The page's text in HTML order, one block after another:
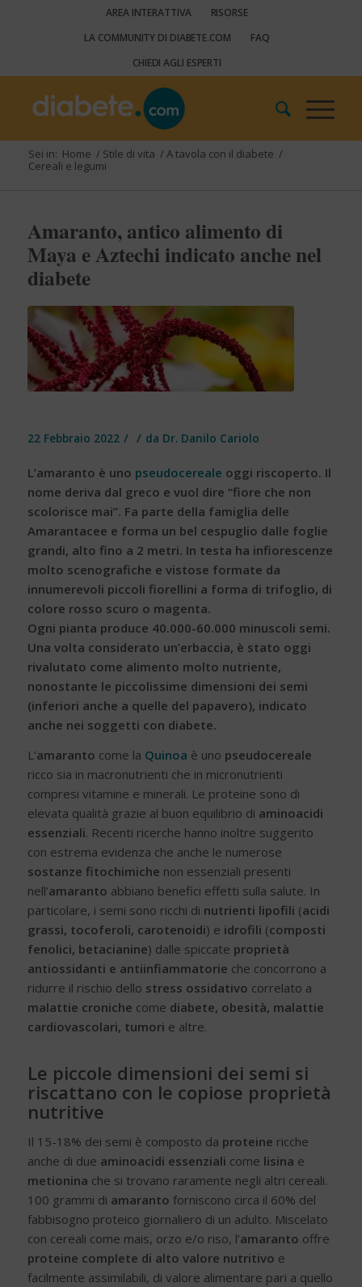
AREA INTERATTIVA
RISORSE
LA COMMUNITY DI DIABETE.COM
FAQ
CHIEDI AGLI ESPERTI
Sei in: Home / Stile di vita / A tavola con il diabete /
Cereali e legumi
Amaranto, antico alimento di
Maya e Aztechi indicato anche nel
diabete
22 Febbraio 2022 / / da Dr. Danilo Cariolo
L’amaranto è uno pseudocereale oggi riscoperto. Il
nome deriva dal greco e vuol dire “fiore che non
scolorisce mai”. Fa parte della famiglia delle
Amarantacee e forma un bel cespuglio dalle foglie
grandi, alto fino a 2 metri. In testa ha infiorescenze
molto scenografiche e vistose formate da
innumerevoli piccoli fiorellini a forma di trifoglio, di
colore rosso scuro o magenta.
Ogni pianta produce 40.000-60.000 minuscoli semi.
Una volta considerato un’erbaccia, è stato oggi
rivalutato come alimento molto nutriente,
nonostante le piccolissime dimensioni dei semi
(inferiori anche a quelle del papavero), indicato
anche nei soggetti con diabete.
L’amaranto come la Quinoa è uno pseudocereale
ricco sia in macronutrienti che in micronutrienti
compresi vitamine e minerali. Le proteine sono di
elevata qualità grazie al buon equilibrio di aminoacidi
essenziali. Recenti ricerche hanno inoltre suggerito
con estrema evidenza che anche le numerose
sostanze fitochimiche non essenziali presenti
nell’amaranto abbiano benefici effetti sulla salute. In
particolare, i semi sono ricchi di nutrienti lipofili (acidi
grassi, tocoferoli, carotenoidi) e idrofili (composti
fenolici, betacianine) dalle spiccate proprietà
antiossidanti e antiinfiammatorie che concorrono a
ridurre il rischio dello stress ossidativo correlato a
malattie croniche come diabete, obesità, malattie
cardiovascolari, tumori e altre.
Le piccole dimensioni dei semi si
riscattano con le copiose proprietà
nutritive
Il 15-18% dei semi è composto da proteine ricche
anche di due aminoacidi essenziali come lisina e
metionina che si trovano raramente negli altri cereali.
100 grammi di amaranto forniscono circa il 60% del
fabbisogno proteico giornaliero di un adulto. Miscelato
con cereali come mais, orzo e/o riso, l’amaranto offre
proteine complete di alto valore nutritivo e
facilmente assimilabili, di valore alimentare pari a quello